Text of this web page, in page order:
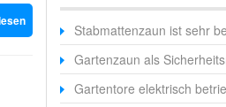
Stabmattenzaun ist sehr
Gartenzaun als
Gartentore elektrisch